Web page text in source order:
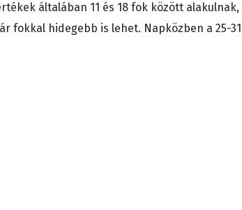
általában 11 és 18 fok között alakulnak,
fokkal hidegebb is lehet. Napközben a 25-31